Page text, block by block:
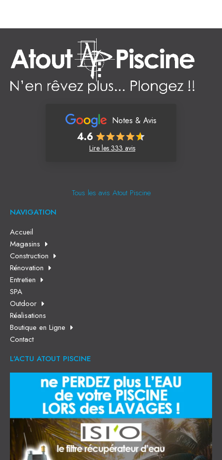
Notes & Avis
4.6
Lire les 333 avis
Tous les avis Atout Piscine
NAVIGATION
Accueil
Magasins
Construction
Rénovation
Entretien
SPA
Outdoor
Réalisations
Boutique en Ligne
Contact
L'ACTU ATOUT PISCINE